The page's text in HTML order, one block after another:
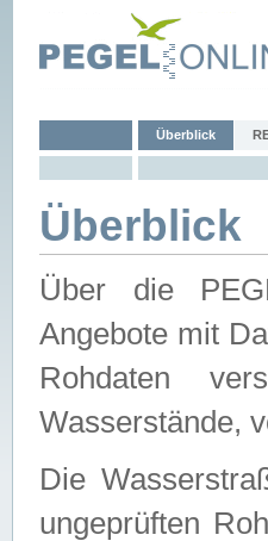
Überblick
Überblick
Über die
Angebote mit
Rohdaten
Wasserstände,
Die
ungeprüften